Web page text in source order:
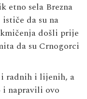
etno sela Brezna
da su na
došli prije
da su Crnogorci
radnih i lijenih, a
i napravili ovo